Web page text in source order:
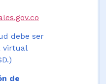
debe ser
virtual
de